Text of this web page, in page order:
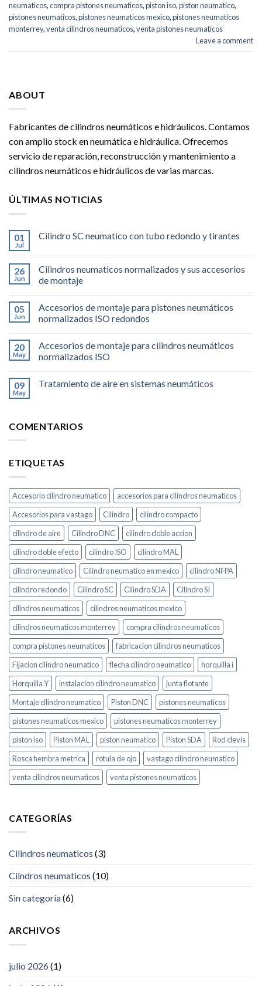
neumaticos,compra pistones neumaticos,piston iso,piston neumatico,
pistones neumaticos,pistones neumaticos mexico,pistones neumaticos
monterrey,venta cilindros neumaticos,venta pistones neumaticos
Leave a comment
ABOUT
Fabricantes de cilindros neumáticos e hidráulicos. Contamos
con amplio stock en neumática e hidráulica. Ofrecemos
servicio de reparación, reconstrucción y mantenimiento a
cilindros neumáticos e hidráulicos de varias marcas.
ÚLTIMAS NOTICIAS
01
Jul
Cilindro SC neumatico con tubo redondo y tirantes
26
Jun
Cilindros neumaticos normalizados y sus accesorios
de montaje
05
Jun
Accesorios de montaje para pistones neumáticos
normalizados ISO redondos
20
May
Accesorios de montaje para cilindros neumáticos
normalizados ISO
09
May
Tratamiento de aire en sistemas neumáticos
COMENTARIOS
ETIQUETAS
Accesorio cilindro neumatico
accesorios para cilindros neumaticos
Accesorios para vastago
Cilindro
cilindro compacto
cilindro de aire
Cilindro DNC
cilindro doble accion
cilindro doble efecto
cilindro ISO
cilindro MAL
cilindro neumatico
Cilindro neumatico en mexico
cilindro NFPA
cilindro redondo
Cilindro SC Cilindro SDA
Cilindro SI
cilindros neumaticos
cilindros neumaticos mexico
cilindros neumaticos monterrey
compra cilindros neumaticos
compra pistones neumaticos
fabricacion cilindros neumaticos
Fijacion cilindro neumatico
flecha cilindro neumatico
horquilla i
Horquilla Y
instalacion cilindro neumatico
junta flotante
Montaje cilindro neumatico
Piston DNC
pistones neumaticos
pistones neumaticos mexico
pistones neumaticos monterrey
piston iso
Piston MAL piston neumatico Piston SDA
Rod clevis
Rosca hembra metrica
rotula de ojo
vastago cilindro neumatico
venta cilindros neumaticos
venta pistones neumaticos
CATEGORÍAS
Cilindros neumaticos (3)
Cilndros neumaticos (10)
Sin categoría(6)
ARCHIVOS
julio 2026(1)